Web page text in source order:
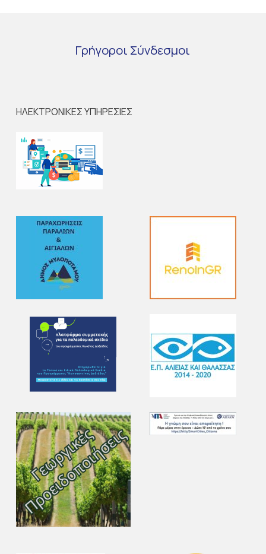
Γρήγοροι Σύνδεσμοι
ΗΛΕΚΤΡΟΝΙΚΕΣ ΥΠΗΡΕΣΙΕΣ